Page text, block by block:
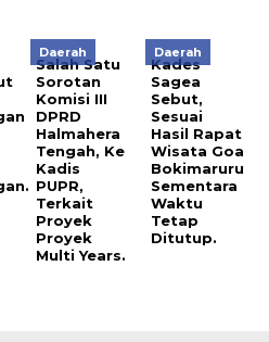
Daerah
Salah Satu
Sorotan
Komisi III
DPRD
Halmahera
Tengah, Ke
Kadis
PUPR,
Terkait
Proyek
Proyek
Multi Years.
Daerah
Kades
Sagea
Sebut,
Sesuai
Hasil Rapat
Wisata Goa
Bokimaruru
Sementara
Waktu
Tetap
Ditutup.